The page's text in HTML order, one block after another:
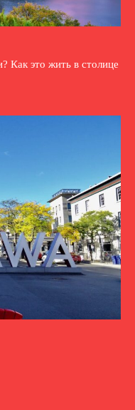
Как это жить в столице